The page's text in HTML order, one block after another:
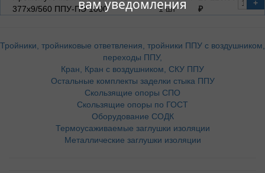
вам уведомления
377х9/560 ППУ-ПЭ 1000
1 шт
₽
+
Тройники, тройниковые ответвления, тройники ППУ с воздушником,
переходы ППУ,
Кран, Кран с воздушником, СКУ ППУ
Остальные комплекты заделки стыка ППУ
Скользящие опоры СПО
Скользящие опоры по ГОСТ
Оборудование СОДК
Термоусаживаемые заглушки изоляции
Металлические заглушки изоляции